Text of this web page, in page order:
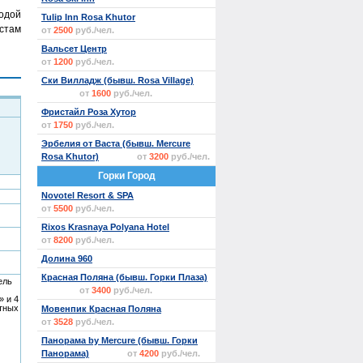
и 4
Tulip Inn Rosa Khutor
от 2500 руб./чел.
Вальсет Центр
от 1200 руб./чел.
Ски Вилладж (бывш. Rosa Village)
от 1600 руб./чел.
Фристайл Роза Хутор
от 1750 руб./чел.
Эрбелия от Васта (бывш. Mercure
Rosa Khutor)
от 3200 руб./чел.
Горки Город
Novotel Resort & SPA
от 5500 руб./чел.
Rixos Krasnaya Polyana Hotel
от 8200 руб./чел.
Долина 960
Красная Поляна (бывш. Горки Плаза)
от 3400 руб./чел.
Мовенпик Красная Поляна
от 3528 руб./чел.
Панорама by Mercure (бывш. Горки
Панорама)
от 4200 руб./чел.